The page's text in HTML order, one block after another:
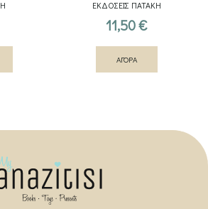
του κόσμου)
ΕΚΔΟΣΕΙΣ ΠΑΤΑΚΗ
11,50€
ΑΓΟΡΑ